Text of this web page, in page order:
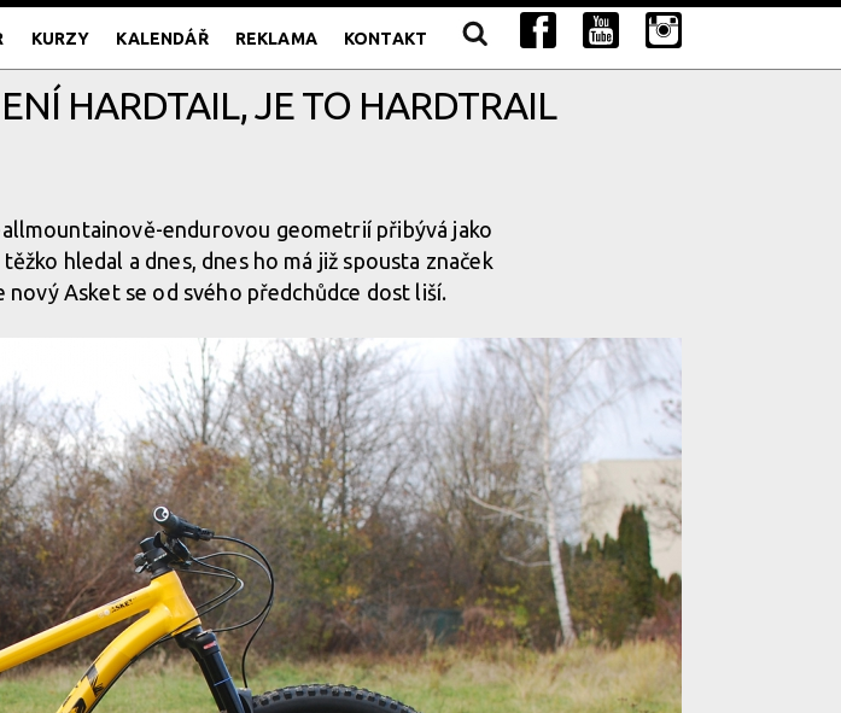
KURZY KALENDÁŘ REKLAMA KONTAKT
HARDTAIL, JE TO HARDTRAIL
endurovou geometrií přibývá jako
hledal a dnes, dnes ho má již spousta značek
nový Asket se od svého předchůdce dost liší.